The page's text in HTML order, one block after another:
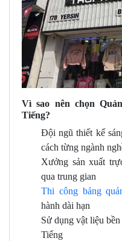
Vì sao nên chọn
Tiếng?
Đội ngũ thiết kế
cách từng ngành
Xưởng sản xuất
qua trung gian
Thi công bảng
hành dài hạn
Sử dụng vật liệu
Tiếng